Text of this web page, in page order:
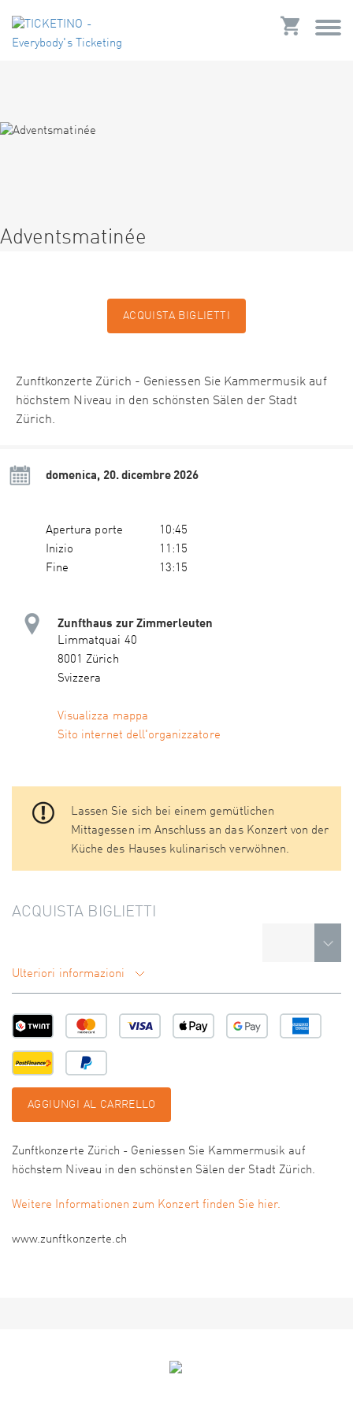
Adventsmatinée
ACQUISTA BIGLIETTI
Zunftkonzerte Zürich - Geniessen Sie Kammermusik auf
höchstem Niveau in den schönsten Sälen der Stadt
Zürich.
domenica, 20. dicembre 2026
Apertura porte
10:45
Inizio
11:15
Fine
13:15
Zunfthaus zur Zimmerleuten
Limmatquai 40
8001 Zürich
Svizzera
Visualizza mappa
Sito internet dell'organizzatore
Lassen Sie sich bei einem gemütlichen
Mittagessen im Anschluss an das Konzert von der
Küche des Hauses kulinarisch verwöhnen.
ACQUISTA BIGLIETTI
Ulteriori informazioni
AGGIUNGI AL CARRELLO
Zunftkonzerte Zürich - Geniessen Sie Kammermusik auf
höchstem Niveau in den schönsten Sälen der Stadt Zürich.
Weitere Informationen zum Konzert finden Sie hier.
www.zunftkonzerte.ch